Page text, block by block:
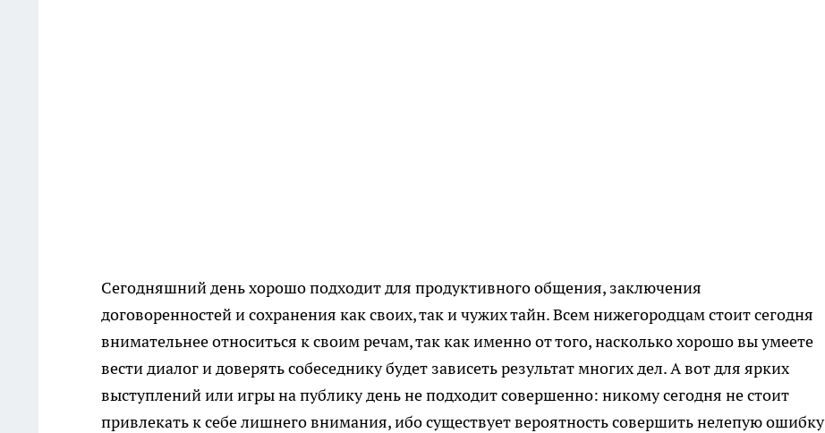
Сегодняшний день хорошо подходит для продуктивного общения, заключения
договоренностей и сохранения как своих, так и чужих тайн. Всем нижегородцам стоит сегодня
внимательнее относиться к своим речам, так как именно от того, насколько хорошо вы умеете
вести диалог и доверять собеседнику будет зависеть результат многих дел. А вот для ярких
выступлений или игры на публику день не подходит совершенно: никому сегодня не стоит
привлекать к себе лишнего внимания, ибо существует вероятность совершить нелепую ошибку